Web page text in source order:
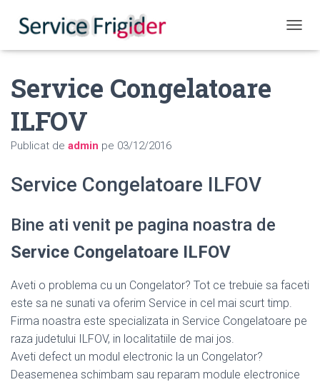
Service Congelatoare
ILFOV
Publicat de admin pe 03/12/2016
Service Congelatoare ILFOV
Bine ati venit pe pagina noastra de
Service Congelatoare ILFOV
Aveti o problema cu un Congelator? Tot ce trebuie sa faceti
este sa ne sunati va oferim Service in cel mai scurt timp.
Firma noastra este specializata in Service Congelatoare pe
raza judetului ILFOV, in localitatiile de mai jos.
Aveti defect un modul electronic la un Congelator?
Deasemenea schimbam sau reparam module electronice